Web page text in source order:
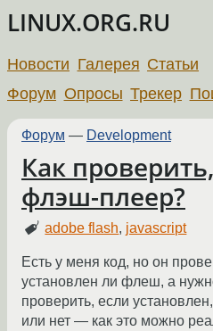
LINUX.ORG.RU
Новости Галерея Статьи
Форум Опросы Трекер
Форум — Development
Как
флэш-плеер?
adobe flash, javascript
Есть у меня код, но он
установлен ли флеш, а
проверить, если
или нет — как это можно